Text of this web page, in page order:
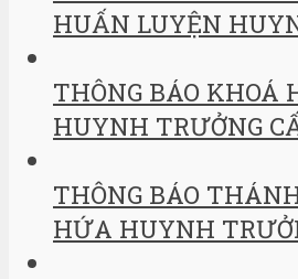
HUẤN LUYỆN
THÔNG BÁO KHOÁ
HUYNH TRƯỞNG
THÔNG BÁO
HỨA HUYNH